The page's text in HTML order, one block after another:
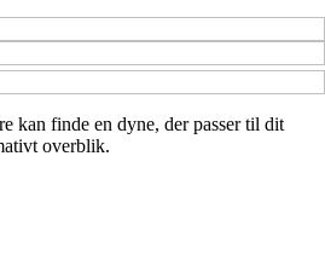
kan finde en dyne, der passer til dit
overblik.